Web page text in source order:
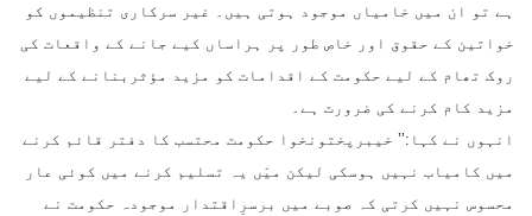
ہے تو ان میں خامیاں موجود ہوتی ہیں۔ غیر سرکاری تنظیموں کو
خواتین کے حقوق اور خاص طور پر ہراساں کیے جانے کے واقعات کی
روک تھام کے لیے حکومت کے اقدامات کو مزید مؤثربنانے کے لیے
مزید کام کرنے کی ضرورت ہے۔
انہوں نے کہا:’’ خیبرپختونخوا حکومت محتسب کا دفتر قائم کرنے
میں کامیاب نہیں ہوسکی لیکن میَں یہ تسلیم کرنے میں کوئی عار
محسوس نہیں کرتی کہ صوبے میں برسرِاقتدار موجودہ حکومت نے